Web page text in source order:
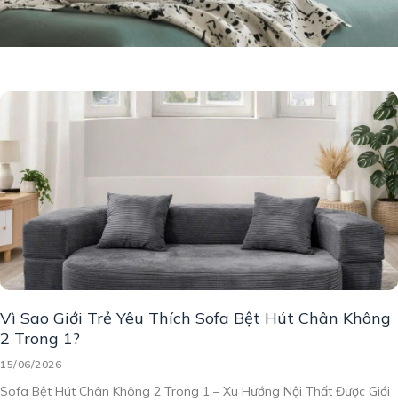
Vì Sao Giới Trẻ Yêu Thích Sofa Bệt Hút Chân Không
2 Trong 1?
15/06/2026
Sofa Bệt Hút Chân Không 2 Trong 1 – Xu Hướng Nội Thất Được Giới